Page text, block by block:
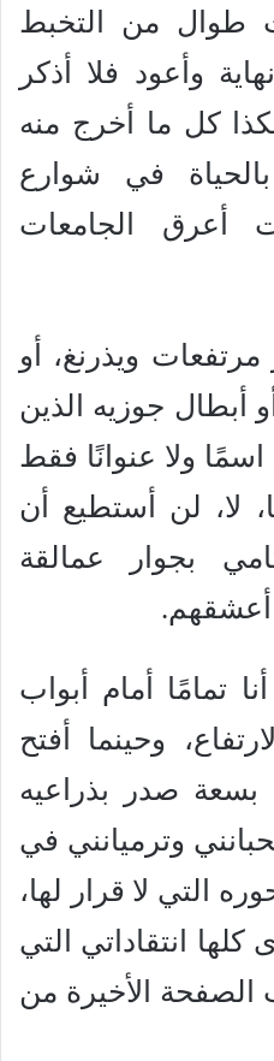
طوال من التخبط
وأعود فلا أذكر
كل ما أخرج منه
في شوارع
أعرق الجامعات
مرتفعات ويذرنغ، أو
أبطال جوزيه الذين
ولا عنوانًا فقط
لا، لن أستطيع أن
بجوار عمالقة
أعشقهم.
تمامًا أمام أبواب
وحينما أفتح
بسعة صدر بذراعيه
وترميانني في
التي لا قرار لها،
انتقاداتي التي
الصفحة الأخيرة من